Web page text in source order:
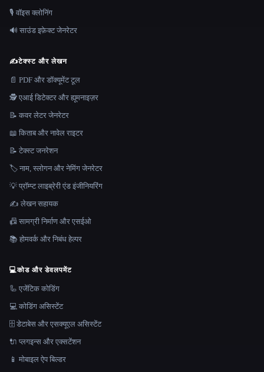
🎙️ वॉइस क्लोनिंग
🔊 साउंड इफ़ेक्ट जेनरेटर
✍️टेक्स्ट और लेखन
📄 PDF और डॉक्यूमेंट टूल
🕵️ एआई डिटेक्टर और ह्यूमनाइज़र
📝 कवर लेटर जेनरेटर
📖 किताब और नावेल राइटर
📝 टेक्स्ट जनरेशन
🏷️ नाम, स्लोगन और नेमिंग जेनरेटर
💡 प्रॉम्प्ट लाइब्रेरी एंड इंजीनियरिंग
✍️ लेखन सहायक
📠 सामग्री निर्माण और एसईओ
📚 होमवर्क और निबंध हेल्पर
💻कोड और डेवलपमेंट
🦾 एजेंटिक कोडिंग
💻 कोडिंग असिस्टेंट
🗄️ डेटाबेस और एसक्यूएल असिस्टेंट
🔌 प्लगइन्स और एक्सटेंशन
📱 मोबाइल ऐप बिल्डर